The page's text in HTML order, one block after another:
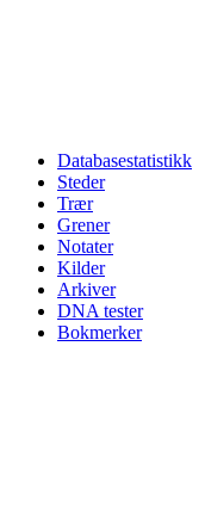
Databasestatistikk
Steder
Trær
Grener
Notater
Kilder
Arkiver
DNA tester
Bokmerker